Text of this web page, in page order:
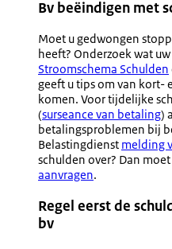
Bv beëindigen met
Moet u gedwongen
heeft? Onderzoek wat
Stroomschema Schulden
geeft u tips om van kort-
komen. Voor tijdelijke
(surseance van betaling)
betalingsproblemen bij
Belastingdienst melding
schulden over? Dan
aanvragen.
Regel eerst de
bv